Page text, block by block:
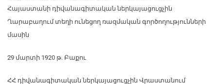
Հայաստանի դիվանագիտական ներկայացուցչին
Ղարաբաղում տեղի ունեցող ռազմական գործողությունների
մասին
29 մարտի 1920 թ. Բաքու
ՀՀ դիվանագիտական ներկայացուցչին Վրաստանում